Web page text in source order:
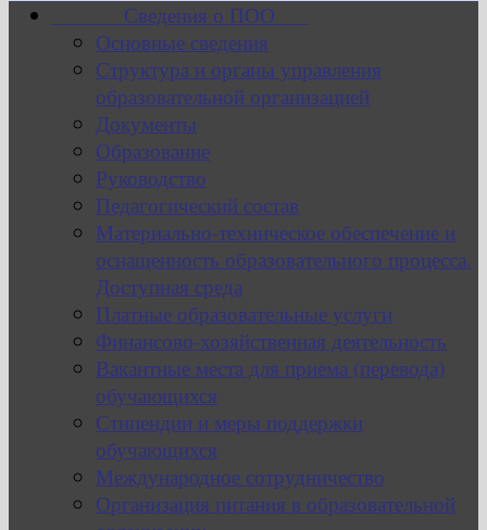
Сведения о ПОО
Основные сведения
Структура и органы управления
образовательной организацией
Документы
Образование
Руководство
Педагогический состав
Материально-техническое обеспечение и
оснащенность образовательного процесса.
Доступная среда
Платные образовательные услуги
Финансово-хозяйственная деятельность
Вакантные места для приема (перевода)
обучающихся
Стипендии и меры поддержки
обучающихся
Международное сотрудничество
Организация питания в образовательной